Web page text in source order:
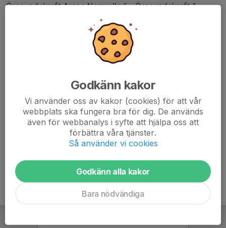
Öresundskraft Arena Norrvalla 6 - Öresundskraft 1
FC Trelleborg Blå - Hovås Billdal 2
Öresundskraft Arena Norrvalla 7 - SAMM
Beroende på placering så match 1/8 18:00 eller 18:40.
Slutspel, återkommer med tider när vi vet
Godkänn kakor
Vi använder oss av kakor (cookies) för att vår
webbplats ska fungera bra för dig. De används
även för webbanalys i syfte att hjälpa oss att
förbättra våra tjänster.
Så använder vi cookies
Godkänn alla kakor
Bara nödvändiga